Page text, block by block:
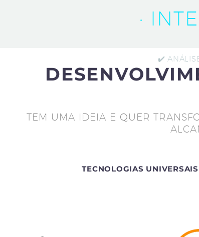
·
✔️
TEM UMA IDEIA E QUER
TECNOLOGIAS